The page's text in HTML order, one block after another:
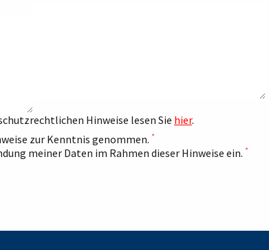
Hinweise lesen Sie hier.
zur Kenntnis genommen. *
meiner Daten im Rahmen dieser Hinweise ein. *